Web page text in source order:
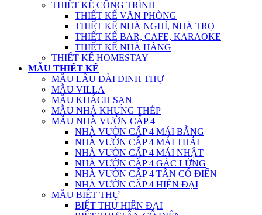
THIẾT KẾ CÔNG TRÌNH
THIẾT KẾ VĂN PHÒNG
THIẾT KẾ NHÀ NGHỈ, NHÀ TRỌ
THIẾT KẾ BAR, CAFE, KARAOKE
THIẾT KẾ NHÀ HÀNG
THIẾT KẾ HOMESTAY
MẪU THIẾT KẾ
MẪU LÂU ĐÀI DINH THỰ
MẪU VILLA
MẪU KHÁCH SẠN
MẪU NHÀ KHUNG THÉP
MẪU NHÀ VƯỜN CẤP 4
NHÀ VƯỜN CẤP 4 MÁI BẰNG
NHÀ VƯỜN CẤP 4 MÁI THÁI
NHÀ VƯỜN CẤP 4 MÁI NHẬT
NHÀ VƯỜN CẤP 4 GÁC LỬNG
NHÀ VƯỜN CẤP 4 TÂN CỔ ĐIỂN
NHÀ VƯỜN CẤP 4 HIỆN ĐẠI
MẪU BIỆT THỰ
BIỆT THỰ HIỆN ĐẠI